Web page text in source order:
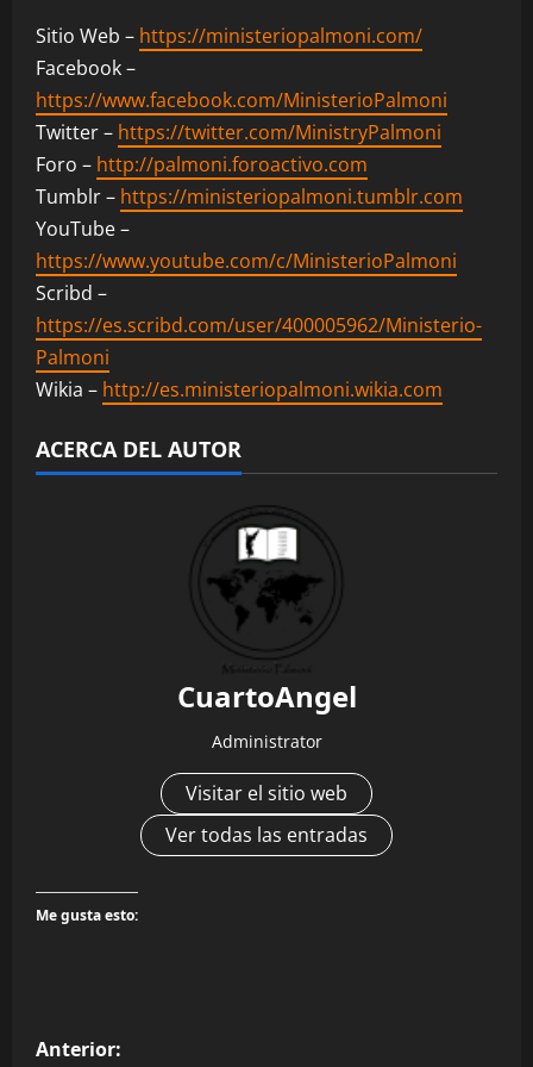
Sitio Web – https://ministeriopalmoni.com/
Facebook –
https://www.facebook.com/MinisterioPalmoni
Twitter – https://twitter.com/MinistryPalmoni
Foro – http://palmoni.foroactivo.com
Tumblr – https://ministeriopalmoni.tumblr.com
YouTube –
https://www.youtube.com/c/MinisterioPalmoni
Scribd –
https://es.scribd.com/user/400005962/Ministerio-
Palmoni
Wikia – http://es.ministeriopalmoni.wikia.com
ACERCA DEL AUTOR
CuartoAngel
Administrator
Visitar el sitio web
Ver todas las entradas
Me gusta esto:
N
Anterior: